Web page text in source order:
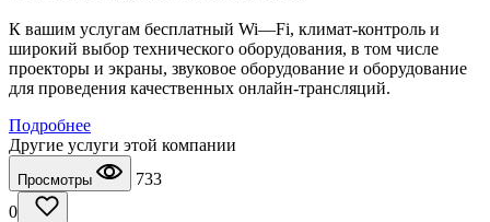
К вашим услугам бесплатный Wi—Fi, климат-контроль и
широкий выбор технического оборудования, в том числе
проекторы и экраны, звуковое оборудование и оборудование
для проведения качественных онлайн-трансляций.
Подробнее
Другие услуги этой компании
Просмотры
733
0